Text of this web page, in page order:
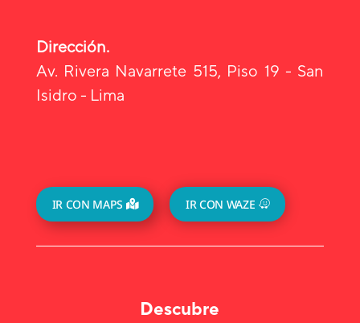
Dirección.
Av. Rivera Navarrete 515, Piso 19 - San
Isidro - Lima
IR CON MAPS IR CON WAZE
Descubre